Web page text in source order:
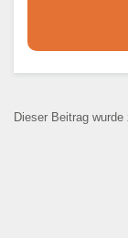
Dieser Beitrag